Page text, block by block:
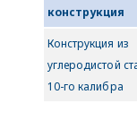
конструкция
Конструкция из
углеродистой
10-го калибра